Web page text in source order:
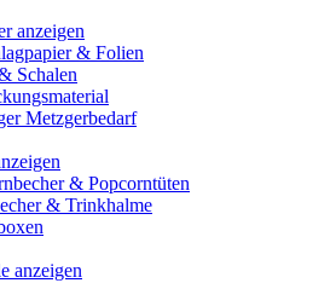
anzeigen
& Folien
Schalen
Metzgerbedarf
& Popcorntüten
& Trinkhalme
anzeigen